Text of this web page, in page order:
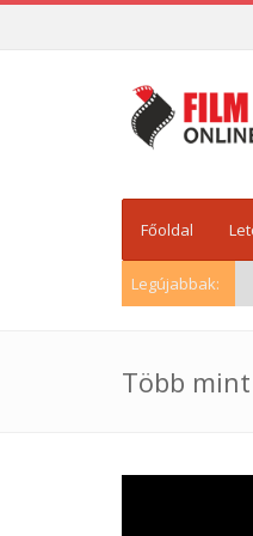
Főoldal
Legújabbak:
Több